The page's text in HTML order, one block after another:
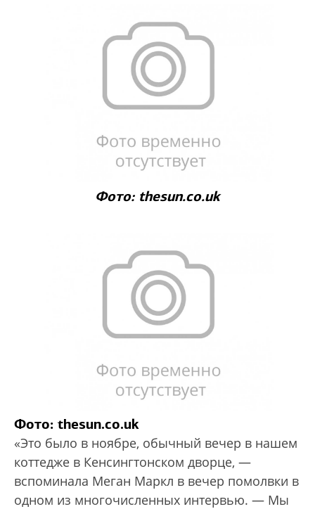
Фото: thesun.co.uk
Фото: thesun.co.uk
«Это было в ноябре, обычный вечер в нашем
коттедже в Кенсингтонском дворце, —
вспоминала Меган Маркл в вечер помолвки в
одном из многочисленных интервью. — Мы